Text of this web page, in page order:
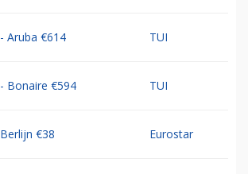
Aruba €614 TUI
Bonaire €594 TUI
€38 Eurostar